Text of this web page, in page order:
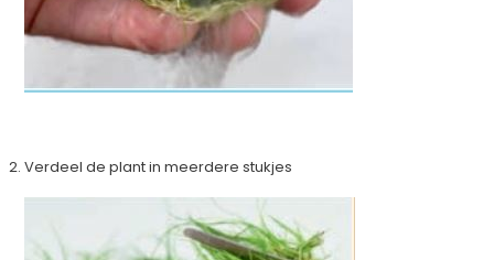
Verdeel de plant in meerdere stukjes